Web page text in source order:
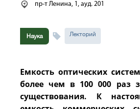
пр-т Ленина, 1, ауд. 201
Наука Лекторий
Емкость оптических
более чем в 100 000 раз
существования. К